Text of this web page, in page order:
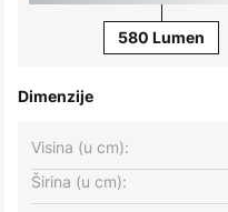
580 Lumen
Dimenzije
Širina (u cm):
Visina (u cm):